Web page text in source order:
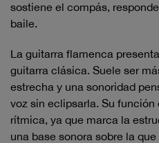
sostiene el compás,
baile.
La guitarra flamenca
guitarra clásica. Suele ser
estrecha y una sonoridad
voz sin eclipsarla. Su
rítmica, ya que marca la
una base sonora sobre la